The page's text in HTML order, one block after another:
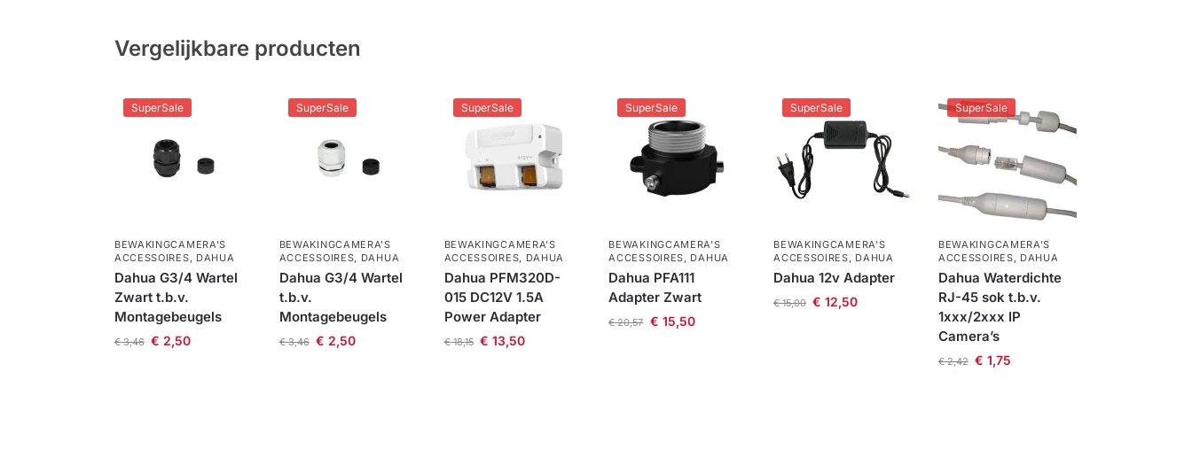
Vergelijkbare producten
SuperSale
BEWAKINGCAMERA'S
ACCESSOIRES
DAHUA
Dahua G3/4 Wartel
Zwart t.b.v.
Montagebeugels
€3,46 € 2,50
SuperSale
BEWAKINGCAMERA'S
ACCESSOIRES
DAHUA
Dahua G3/4 Wartel
t.b.v.
Montagebeugels
€3,46 € 2,50
SuperSale
BEWAKINGCAMERA'S
ACCESSOIRES
DAHUA
Dahua PFM320D-
015 DC12V 1.5A
Power Adapter
€18,15 € 13,50
SuperSale
BEWAKINGCAMERA'S
ACCESSOIRES
DAHUA
Dahua PFA111
Adapter Zwart
€20,57 € 15,50
SuperSale
BEWAKINGCAMERA'S
ACCESSOIRES
DAHUA
Dahua 12v Adapter
€15,00 € 12,50
SuperSale
BEWAKINGCAMERA'S
ACCESSOIRES
DAHUA
Dahua Waterdichte
RJ-45 sok t.b.v.
1xxx/2xxx IP
Camera’s
€2,42 € 1,75